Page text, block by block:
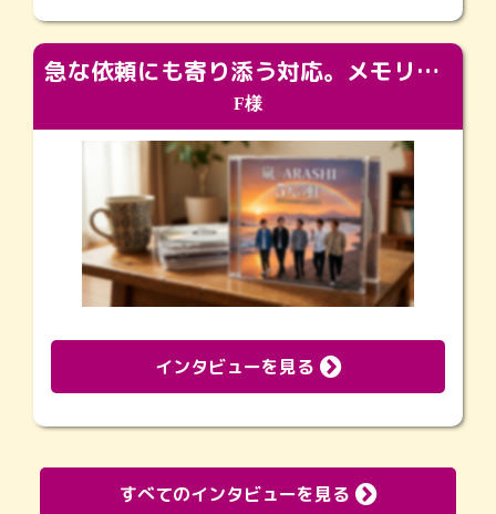
急な依頼にも寄り添う対応。メモリアルコーナーで振り返る大切な日々
F様
インタビューを見る
すべてのインタビューを見る